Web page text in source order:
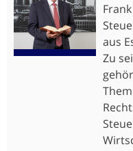
aus
Zu